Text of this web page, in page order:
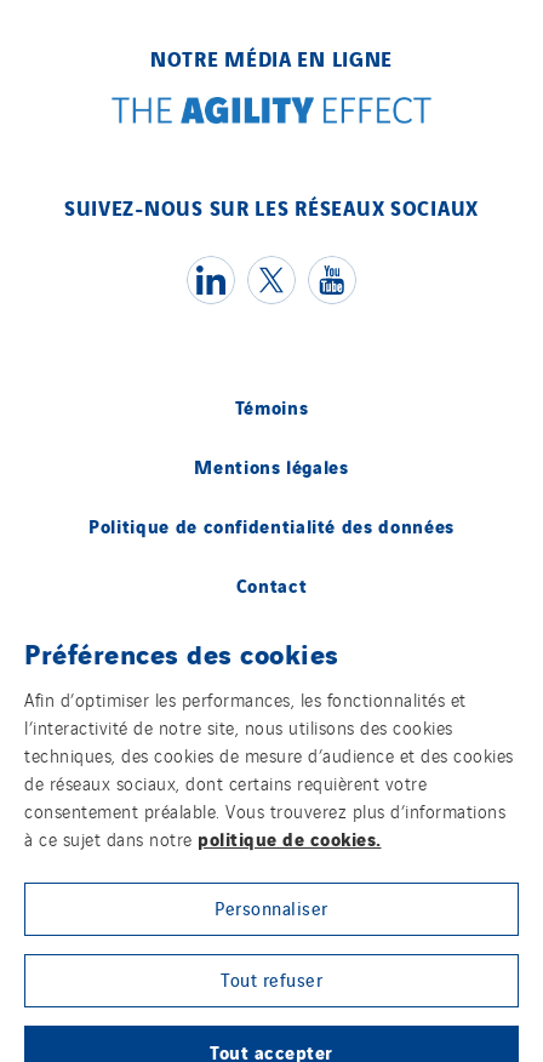
NOTRE MÉDIA EN LIGNE
SUIVEZ-NOUS SUR LES RÉSEAUX SOCIAUX
Témoins
Mentions légales
Politique de confidentialité des données
Contact
Plan d’accessibilité 2026-2029 | Instech
Télécommunication – Axians Canada
Sites du groupe
© Copyright VINCI Energies
Préférences des cookies
Afin d’optimiser les performances, les fonctionnalités et
l’interactivité de notre site, nous utilisons des cookies
techniques, des cookies de mesure d’audience et des cookies
de réseaux sociaux, dont certains requièrent votre
consentement préalable. Vous trouverez plus d’informations
à ce sujet dans notre politique de cookies.
Personnaliser
Tout refuser
Tout accepter